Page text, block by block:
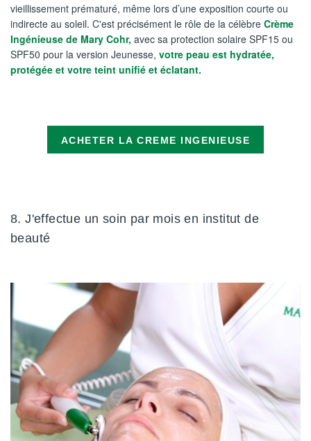
vieillissement prématuré, même lors d’une exposition courte ou
indirecte au soleil. C'est précisément le rôle de la célèbre Crème
Ingénieuse de Mary Cohr, avec sa protection solaire SPF15 ou
SPF50 pour la version Jeunesse, votre peau est hydratée,
protégée et votre teint unifié et éclatant.
ACHETER LA CREME INGENIEUSE
8. J'effectue un soin par mois en institut de
beauté